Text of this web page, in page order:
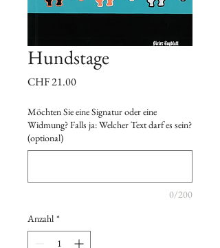
Hundstage
CHF 21.00Preis
Möchten Sie eine Signatur oder eine
Widmung? Falls ja: Welcher Text darf es sein?
(optional)
0/200
Anzahl *